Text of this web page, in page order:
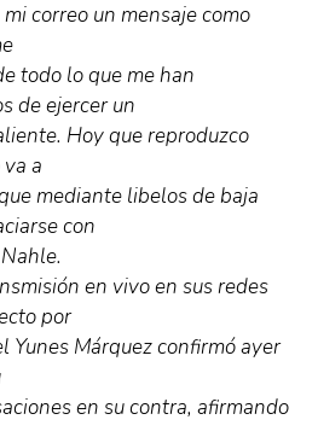
correo un mensaje como
todo lo que me han
de ejercer un
Hoy que reproduzco
a
mediante libelos de baja
con
en vivo en sus redes
por
Yunes Márquez confirmó ayer
en su contra, afirmando